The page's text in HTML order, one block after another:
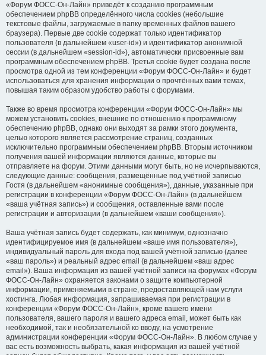
«Форум ФОСС-Он-Лайн» приведёт к созданию программным
обеспечением phpBB определённого числа cookies (небольшие
текстовые файлы, загружаемые в папку временных файлов вашего
браузера). Первые две cookie содержат только идентификатор
пользователя (в дальнейшем «user-id») и идентификатор анонимной
сессии (в дальнейшем «session-id»), автоматически присвоенные вам
программным обеспечением phpBB. Третья cookie будет создана после
просмотра одной из тем конференции «Форум ФОСС-Он-Лайн» и будет
использоваться для хранения информации о прочтённых вами темах,
повышая таким образом удобство работы с форумами.
Также во время просмотра конференции «Форум ФОСС-Он-Лайн» мы
можем установить cookies, внешние по отношению к программному
обеспечению phpBB, однако они выходят за рамки этого документа,
целью которого является рассмотрение страниц, созданных
исключительно программным обеспечением phpBB. Вторым источником
получения вашей информации являются данные, которые вы
отправляете на форум. Этими данными могут быть, но не исчерпываются,
следующие данные: сообщения, размещённые под учётной записью
Гостя (в дальнейшем «анонимные сообщения»), данные, указанные при
регистрации в конференции «Форум ФОСС-Он-Лайн» (в дальнейшем
«ваша учётная запись») и сообщения, оставленные вами после
регистрации и авторизации (в дальнейшем «ваши сообщения»).
Ваша учётная запись будет содержать, как минимум, однозначно
идентифицируемое имя (в дальнейшем «ваше имя пользователя»),
индивидуальный пароль для входа под вашей учётной записью (далее
«ваш пароль») и реальный адрес email (в дальнейшем «ваш адрес
email»). Ваша информация из вашей учётной записи на форумах «Форум
ФОСС-Он-Лайн» охраняется законами о защите компьютерной
информации, применяемыми в стране, предоставляющей нам услуги
хостинга. Любая информация, запрашиваемая при регистрации в
конференции «Форум ФОСС-Он-Лайн», кроме вашего имени
пользователя, вашего пароля и вашего адреса email, может быть как
необходимой, так и необязательной ко вводу, на усмотрение
администрации конференции «Форум ФОСС-Он-Лайн». В любом случае у
вас есть возможность выбрать, какая информация из вашей учётной